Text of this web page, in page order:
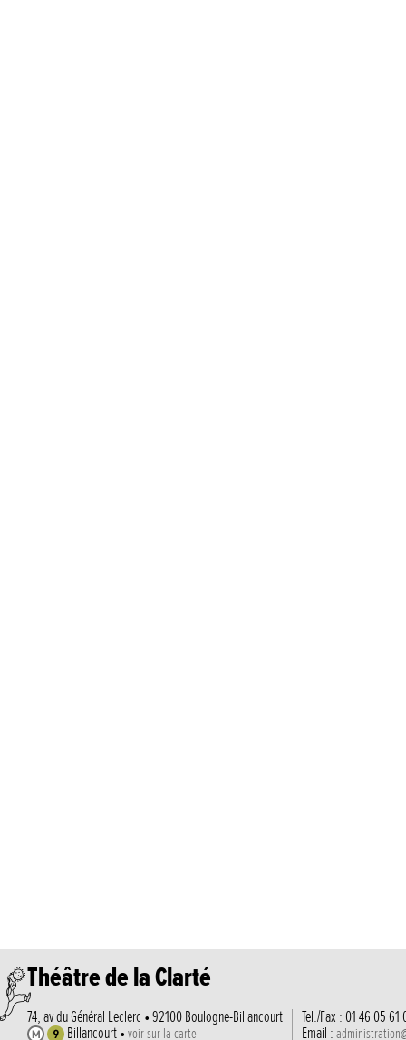
Théâtre de la Clarté
74, av du Général Leclerc • 92100 Boulogne-Billancourt
Billancourt • voir sur la carte
Tel./Fax : 01 46 05
Email :